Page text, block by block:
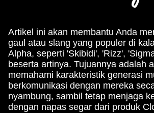
Artikel ini akan membantu Anda
gaul atau slang yang populer di
Alpha, seperti 'Skibidi', 'Rizz',
beserta artinya. Tujuannya adalah
memahami karakteristik generasi
berkomunikasi dengan mereka
nyambung, sambil tetap menjaga
dengan napas segar dari produk